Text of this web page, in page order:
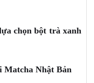
chọn bột trà xanh
Matcha Nhật Bản